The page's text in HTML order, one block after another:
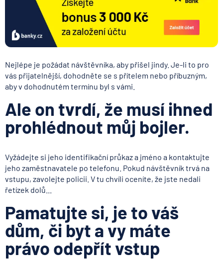
Nejlépe je požádat návštěvníka, aby přišel jindy. Je-li to pro
vás přijatelnější, dohodněte se s přítelem nebo příbuzným,
aby v dohodnutém termínu byl s vámi.
Ale on tvrdí, že musí ihned
prohlédnout můj bojler.
Vyžádejte si jeho identifikační průkaz a jméno a kontaktujte
jeho zaměstnavatele po telefonu. Pokud návštěvník trvá na
vstupu, zavolejte policii. V tu chvíli oceníte, že jste nedali
řetízek dolů...
Pamatujte si, je to váš
dům, či byt a vy máte
právo odepřít vstup